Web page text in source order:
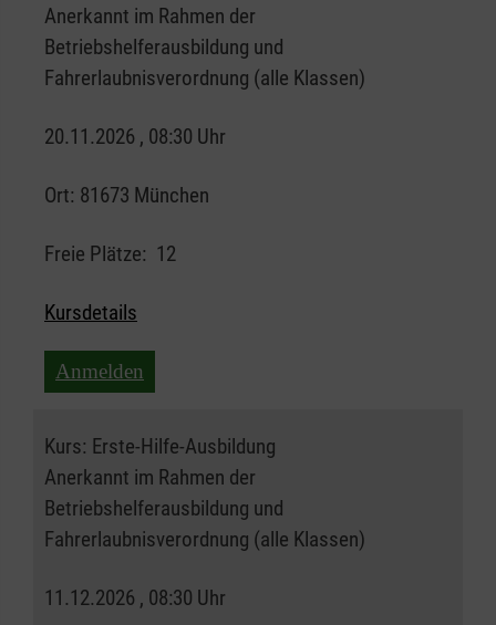
Anerkannt im Rahmen der
Betriebshelferausbildung und
Fahrerlaubnisverordnung (alle Klassen)
20.11.2026 , 08:30 Uhr
Ort: 81673 München
Freie Plätze: 12
Kursdetails
Anmelden
Kurs: Erste-Hilfe-Ausbildung
Anerkannt im Rahmen der
Betriebshelferausbildung und
Fahrerlaubnisverordnung (alle Klassen)
11.12.2026 , 08:30 Uhr